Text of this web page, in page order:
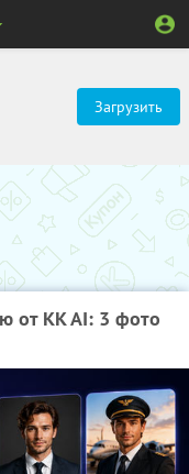
Загрузить
от KK AI: 3 фото